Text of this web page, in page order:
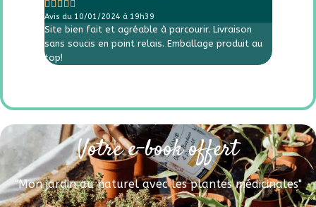
    
Avis du 10/01/2024 à 19h39
Site bien fait et agréable à parcourir. Livraison
sans soucis en point relais. Emballage produit au
top!
Votre e-book offert
"Mon jardin au naturel avec les plantes médicinales"